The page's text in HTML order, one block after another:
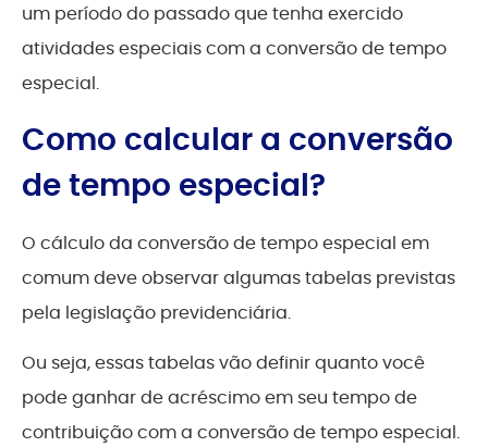
um período do passado que tenha exercido
atividades especiais com a conversão de tempo
especial.
Como calcular a conversão
de tempo especial?
O cálculo da conversão de tempo especial em
comum deve observar algumas tabelas previstas
pela legislação previdenciária.
Ou seja, essas tabelas vão definir quanto você
pode ganhar de acréscimo em seu tempo de
contribuição com a conversão de tempo especial.